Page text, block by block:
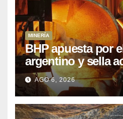
MINERÍA
BHP apuesta por
argentino y sella
Kobrea para siete
AGO 6, 2026